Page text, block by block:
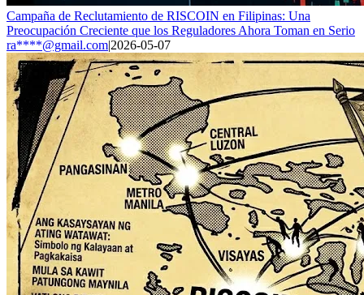
Campaña de Reclutamiento de RISCOIN en Filipinas: Una
Preocupación Creciente que los Reguladores Ahora Toman en Serio
ra****@gmail.com|2026-05-07